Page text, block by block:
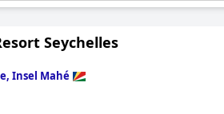
Seychelles
Insel Mahé